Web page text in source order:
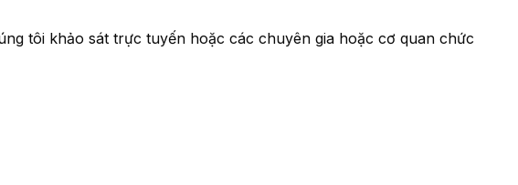
tôi khảo sát trực tuyến hoặc các chuyên gia hoặc cơ quan chức